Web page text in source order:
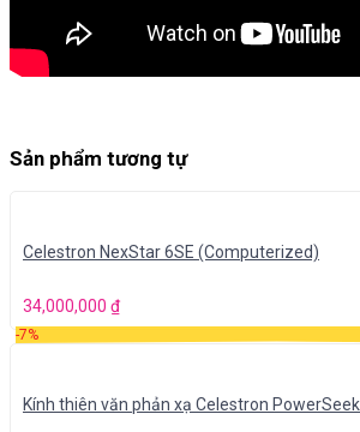
Sản phẩm tương tự
Celestron NexStar 6SE (Computerized)
34,000,000 ₫
-7%
Kính thiên văn phản xạ Celestron